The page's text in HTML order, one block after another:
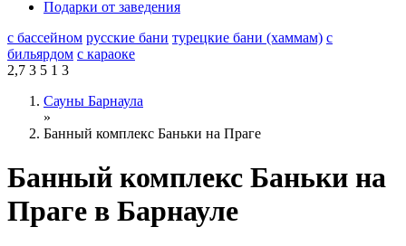
Подарки от заведения
с бассейном русские бани турецкие бани (хаммам) с
бильярдом с караоке
2,7 3 5 1 3
Сауны Барнаула
»
Банный комплекс Баньки на Праге
Банный комплекс Баньки на
Праге в Барнауле